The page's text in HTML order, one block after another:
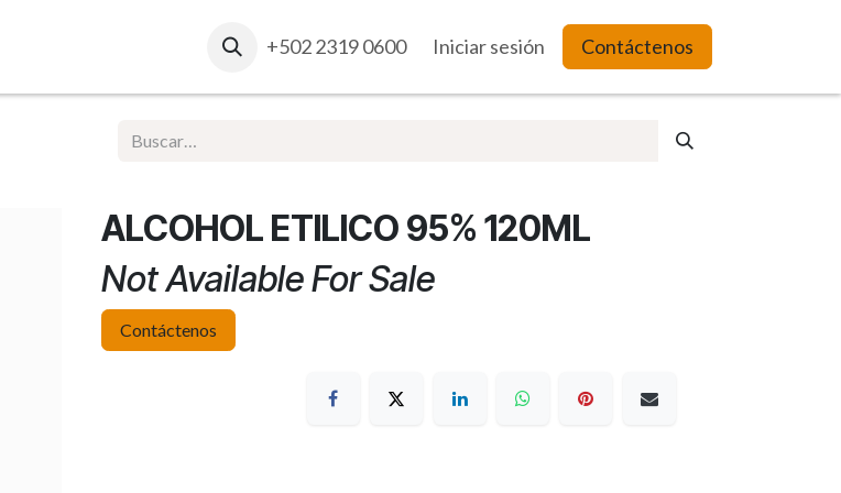
Ventas Corporativas Reportes Web
+502 2319 0600 Iniciar sesión Contáctenos
ALCOHOL ETILICO 95% 120ML
Not Available For Sale
Contáctenos